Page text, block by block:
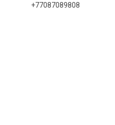
+77087089808